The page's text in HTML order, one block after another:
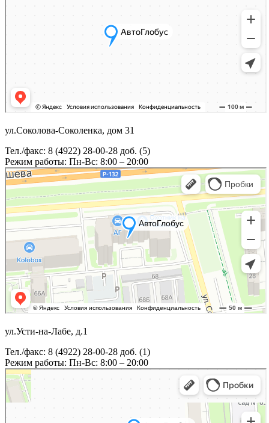
ул.Соколова-Соколенка, дом 31
Тел./факс: 8 (4922) 28-00-28 доб. (5)
Режим работы: Пн-Вс: 8:00 – 20:00
ул.Усти-на-Лабе, д.1
Тел./факс: 8 (4922) 28-00-28 доб. (1)
Режим работы: Пн-Вс: 8:00 – 20:00